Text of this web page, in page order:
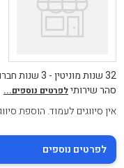
סהר שירותילפרטים נוספים...
אין סיווגים לעמוד. הוספת
לפרטים נוספים